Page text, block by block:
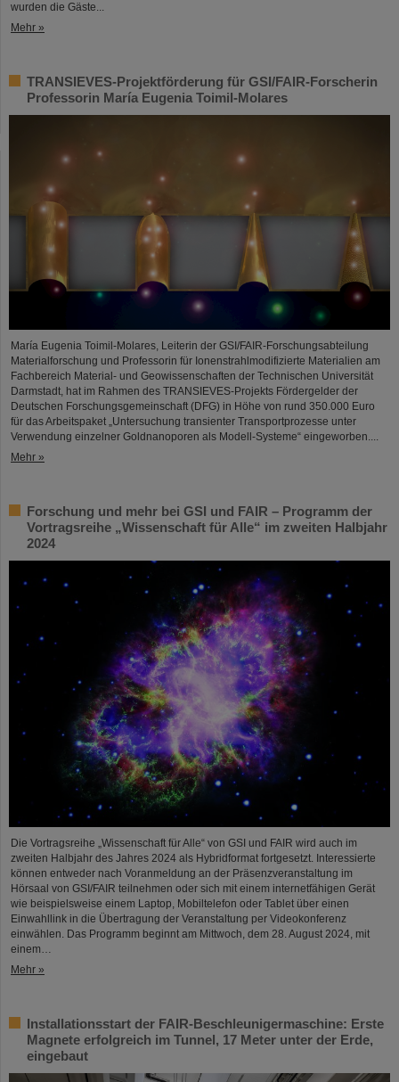
wurden die Gäste...
Mehr »
TRANSIEVES-Projektförderung für GSI/FAIR-Forscherin
Professorin María Eugenia Toimil-Molares
María Eugenia Toimil-Molares, Leiterin der GSI/FAIR-Forschungsabteilung
Materialforschung und Professorin für Ionenstrahlmodifizierte Materialien am
Fachbereich Material- und Geowissenschaften der Technischen Universität
Darmstadt, hat im Rahmen des TRANSIEVES-Projekts Fördergelder der
Deutschen Forschungsgemeinschaft (DFG) in Höhe von rund 350.000 Euro
für das Arbeitspaket „Untersuchung transienter Transportprozesse unter
Verwendung einzelner Goldnanoporen als Modell-Systeme“ eingeworben....
Mehr »
Forschung und mehr bei GSI und FAIR – Programm der
Vortragsreihe „Wissenschaft für Alle“ im zweiten Halbjahr
2024
Die Vortragsreihe „Wissenschaft für Alle“ von GSI und FAIR wird auch im
zweiten Halbjahr des Jahres 2024 als Hybridformat fortgesetzt. Interessierte
können entweder nach Voranmeldung an der Präsenzveranstaltung im
Hörsaal von GSI/FAIR teilnehmen oder sich mit einem internetfähigen Gerät
wie beispielsweise einem Laptop, Mobiltelefon oder Tablet über einen
Einwahllink in die Übertragung der Veranstaltung per Videokonferenz
einwählen. Das Programm beginnt am Mittwoch, dem 28. August 2024, mit
einem…
Mehr »
Installationsstart der FAIR-Beschleunigermaschine: Erste
Magnete erfolgreich im Tunnel, 17 Meter unter der Erde,
eingebaut